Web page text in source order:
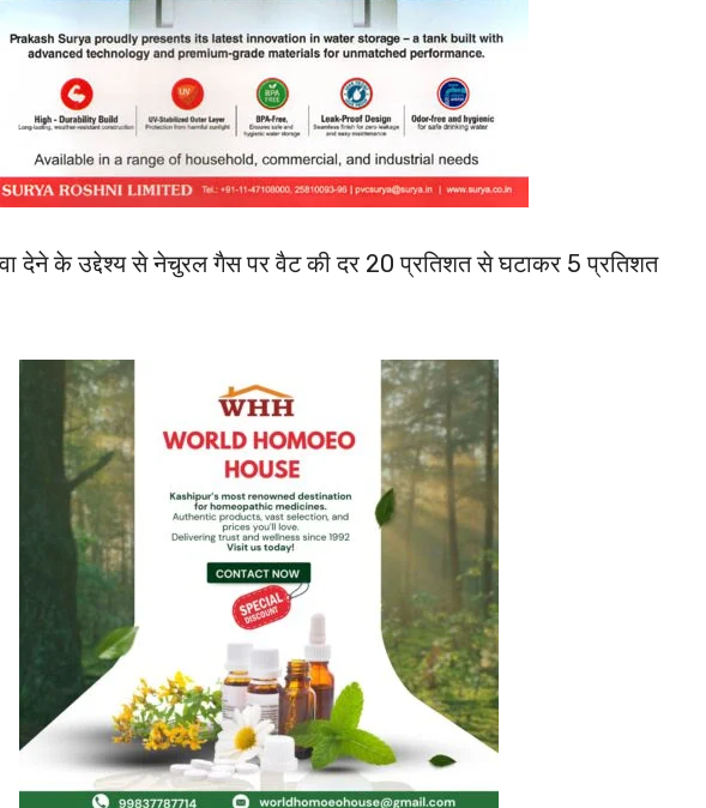
देने के उद्देश्य से नेचुरल गैस पर वैट की दर 20 प्रतिशत से घटाकर 5 प्रतिशत